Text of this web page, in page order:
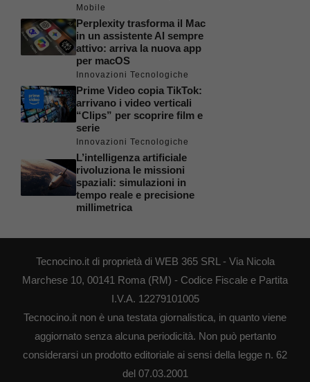
Mobile
Perplexity trasforma il Mac
in un assistente AI sempre
attivo: arriva la nuova app
per macOS
Innovazioni Tecnologiche
Prime Video copia TikTok:
arrivano i video verticali
“Clips” per scoprire film e
serie
Innovazioni Tecnologiche
L’intelligenza artificiale
rivoluziona le missioni
spaziali: simulazioni in
tempo reale e precisione
millimetrica
Tecnocino.it di proprietà di WEB 365 SRL - Via Nicola
Marchese 10, 00141 Roma (RM) - Codice Fiscale e Partita
I.V.A. 12279101005
Tecnocino.it non è una testata giornalistica, in quanto viene
aggiornato senza alcuna periodicità. Non può pertanto
considerarsi un prodotto editoriale ai sensi della legge n. 62
del 07.03.2001